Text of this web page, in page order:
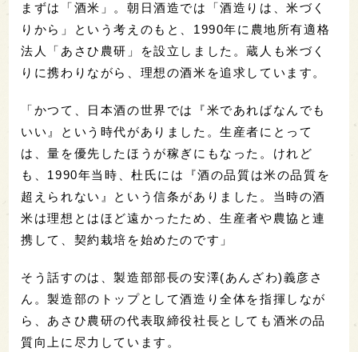
まずは「酒米」。朝日酒造では「酒造りは、米づく
りから」という考えのもと、1990年に農地所有適格
法人「あさひ農研」を設立しました。蔵人も米づく
りに携わりながら、理想の酒米を追求しています。
「かつて、日本酒の世界では『米であればなんでも
いい』という時代がありました。生産者にとって
は、量を優先したほうが稼ぎにもなった。けれど
も、1990年当時、杜氏には『酒の品質は米の品質を
超えられない』という信条がありました。当時の酒
米は理想とはほど遠かったため、生産者や農協と連
携して、契約栽培を始めたのです」
そう話すのは、製造部部長の安澤(あんざわ)義彦さ
ん。製造部のトップとして酒造り全体を指揮しなが
ら、あさひ農研の代表取締役社長としても酒米の品
質向上に尽力しています。